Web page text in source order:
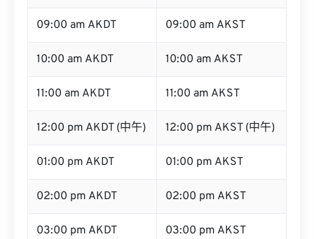
09:00 am AKDT 09:00 am AKST
10:00 am AKDT 10:00 am AKST
11:00 am AKDT 11:00 am AKST
12:00 pm AKDT (中午) 12:00 pm AKST (中午)
01:00 pm AKDT 01:00 pm AKST
02:00 pm AKDT 02:00 pm AKST
03:00 pm AKDT 03:00 pm AKST